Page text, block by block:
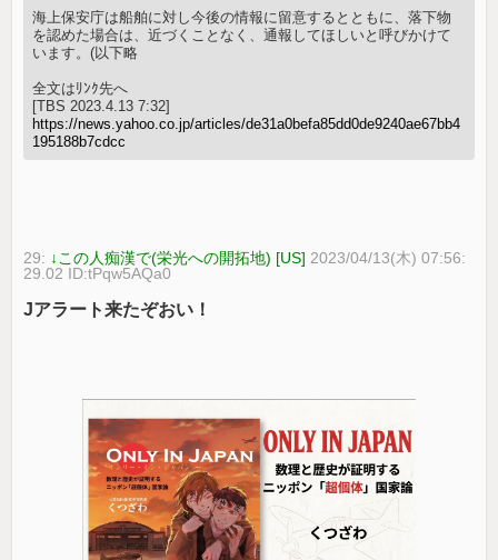
海上保安庁は船舶に対し今後の情報に留意するとともに、落下物
を認めた場合は、近づくことなく、通報してほしいと呼びかけて
います。(以下略
全文はﾘﾝｸ先へ
[TBS 2023.4.13 7:32]
https://news.yahoo.co.jp/articles/de31a0befa85dd0de9240ae67bb4
195188b7cdcc
29: ↓この人痴漢で(栄光への開拓地) [US] 2023/04/13(木) 07:56:
29.02 ID:tPqw5AQa0
Jアラート来たぞおい！